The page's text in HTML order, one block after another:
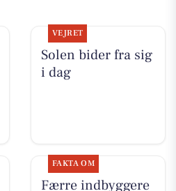
VEJRET
Solen bider fra sig
i dag
FAKTA OM
Færre indbyggere